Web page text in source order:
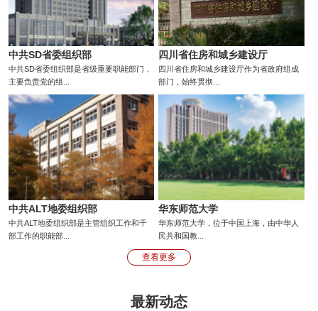
中共SD省委组织部
中共SD省委组织部是省级重要职能部门，
主要负责党的组...
四川省住房和城乡建设厅
四川省住房和城乡建设厅作为省政府组成
部门，始终贯彻...
中共ALT地委组织部
中共ALT地委组织部是主管组织工作和干
部工作的职能部...
华东师范大学
华东师范大学，位于中国上海，由中华人
民共和国教...
查看更多
最新动态